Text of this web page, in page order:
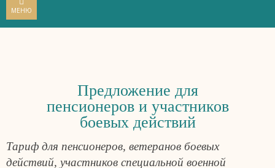
МЕНЮ
Предложение для
пенсионеров и участников
боевых действий
Тариф для пенсионеров, ветеранов боевых
действий, участников специальной военной